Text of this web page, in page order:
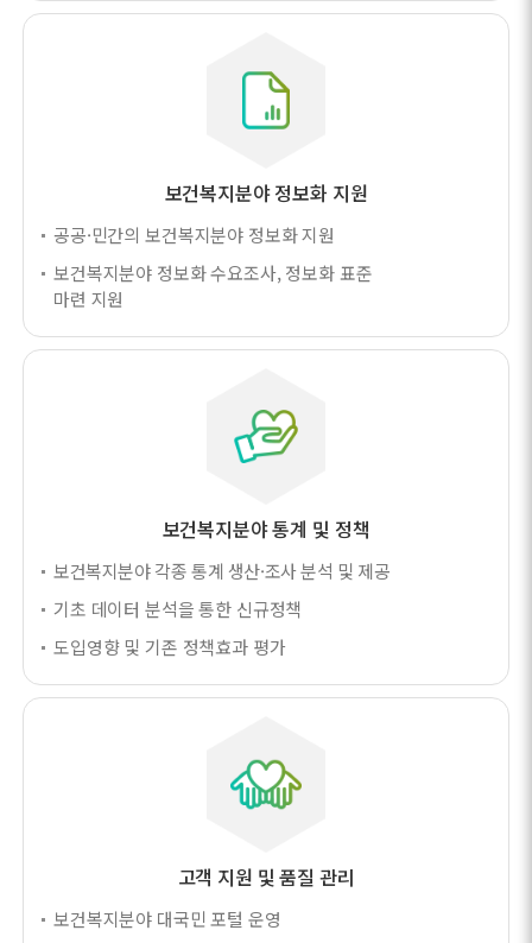
보건복지분야 정보화 지원
공공·민간의 보건복지분야 정보화 지원
보건복지분야 정보화 수요조사, 정보화 표준
마련 지원
보건복지분야 통계 및 정책
보건복지분야 각종 통계 생산·조사 분석 및 제공
기초 데이터 분석을 통한 신규정책
도입영향 및 기존 정책효과 평가
고객 지원 및 품질 관리
보건복지분야 대국민 포털 운영